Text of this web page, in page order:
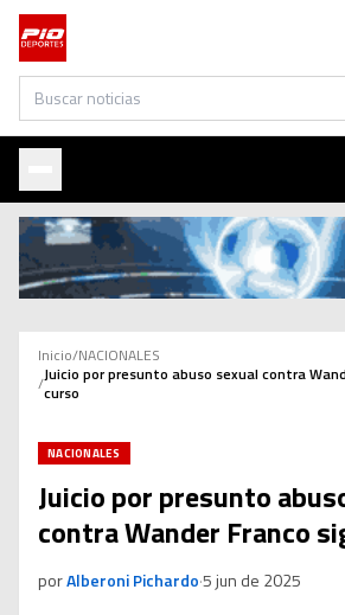
Buscar
Inicio/NACIONALES
/Juicio por presunto abuso sexual contra
curso
NACIONALES
Juicio por presunto
contra Wander Franco
porAlberoni Pichardo·5 jun de 2025